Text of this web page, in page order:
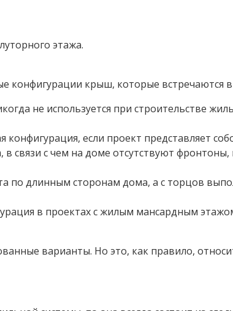
этажа.
конфигурации крыш, которые встречаются
не используется при строительстве
конфигурация, если проект представляет
связи с чем на доме отсутствуют
по длинным сторонам дома, а с торцов
в проектах с жилым мансардным
варианты. Но это, как правило,